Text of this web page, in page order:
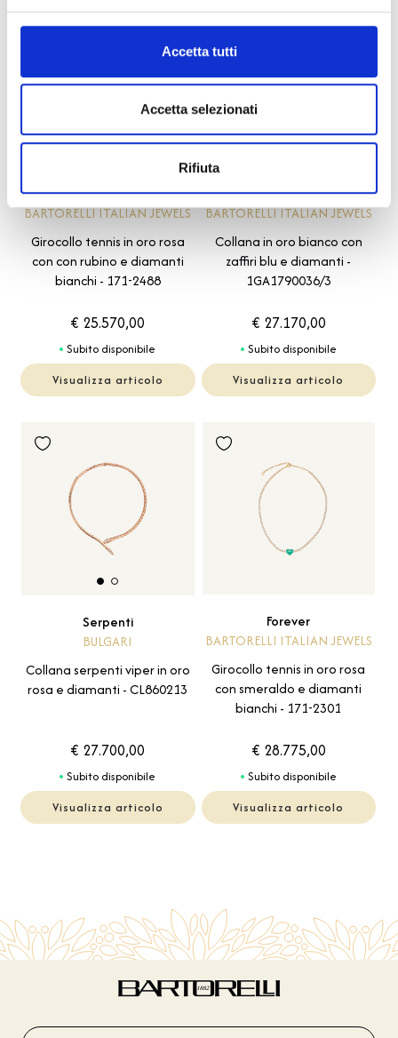
Accetta tutti
Accetta selezionati
Rifiuta
Forever
BARTORELLI ITALIAN JEWELS
Girocollo tennis in oro rosa
con con rubino e diamanti
bianchi - 171-2488
€ 25.570,00
Subito disponibile
Visualizza articolo
High Jewelry
BARTORELLI ITALIAN JEWELS
Collana in oro bianco con
zaffiri blu e diamanti -
1GA1790036/3
€ 27.170,00
Subito disponibile
Visualizza articolo
Serpenti
BULGARI
Collana serpenti viper in oro
rosa e diamanti - CL860213
€ 27.700,00
Subito disponibile
Visualizza articolo
Forever
BARTORELLI ITALIAN JEWELS
Girocollo tennis in oro rosa
con smeraldo e diamanti
bianchi - 171-2301
€ 28.775,00
Subito disponibile
Visualizza articolo